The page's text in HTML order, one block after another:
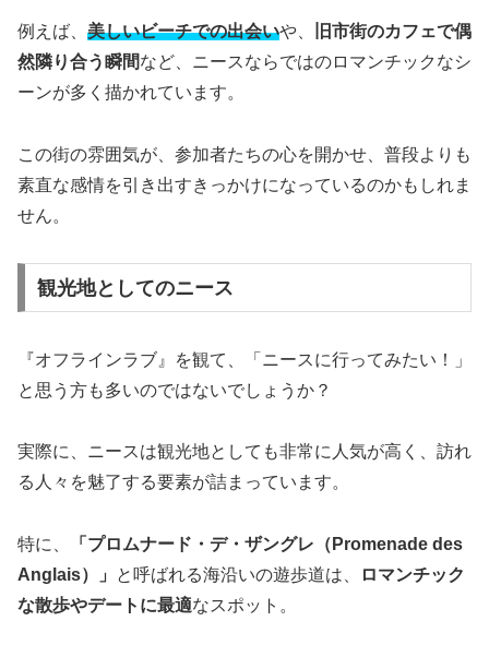
例えば、 美しいビーチでの出会いや、
旧市街のカフェで偶
然隣り合う瞬間など、ニースならではのロマンチックなシ
ーンが多く描かれています。
この街の雰囲気が、参加者たちの心を開かせ、普段よりも
素直な感情を引き出すきっかけになっているのかもしれま
せん。
観光地としてのニース
『オフラインラブ』を観て、「ニースに行ってみたい！」
と思う方も多いのではないでしょうか？
実際に、ニースは観光地としても非常に人気が高く、訪れ
る人々を魅了する要素が詰まっています。
特に、
「プロムナード・デ・ザングレ（Promenade des
Anglais）」
と呼ばれる海沿いの遊歩道は、
ロマンチック
な散歩やデートに最適なスポット。